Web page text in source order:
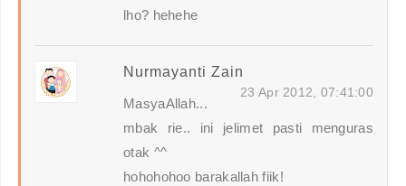
lho? hehehe
Nurmayanti Zain
23 Apr 2012, 07:41:00
MasyaAllah...
mbak rie.. ini jelimet pasti menguras
otak ^^
hohohohoo barakallah fiik!